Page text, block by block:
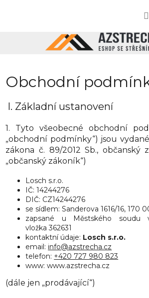
Obchodní
I. Základní ustanovení
1. Tyto všeobecné obchodní
„obchodní podmínky“) jsou vydané
zákona č. 89/2012 Sb., občanský
„občanský zákoník“)
Losch s.r.o.
IČ: 14244276
DIČ: CZ14244276
se sídlem: Sanderova 1616/16, 170
zapsané u Městského soudu
vložka362631
kontaktní údaje: Losch s.r.o.
email: info@azstrecha.cz
telefon: +420 727 980 823
www: www.azstrecha.cz
(dále jen „prodávající“)